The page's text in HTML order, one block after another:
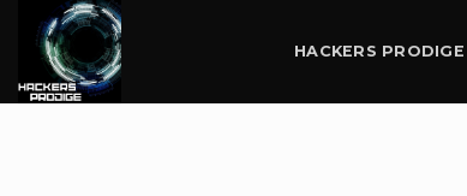
content
HACKERS PRODIGE